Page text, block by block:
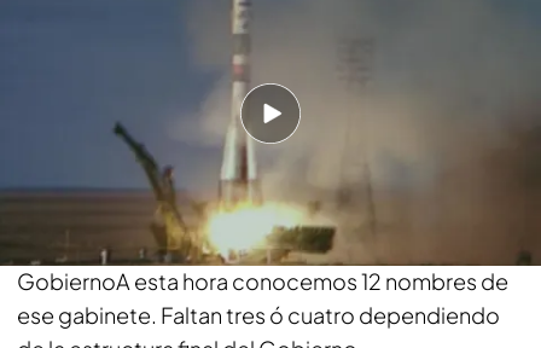
Será a las cinco de la tarde A esa hora Pedro
Sánchez comunicará al Rey oficialmente su
GobiernoA esta hora conocemos 12 nombres de
ese gabinete. Faltan tres ó cuatro dependiendo